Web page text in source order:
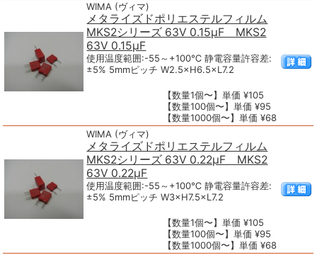
WIMA (ヴィマ)
メタライズドポリエステルフィルム
MKS2シリーズ 63V 0.15μF MKS2
63V 0.15μF
使用温度範囲:-55～+100℃ 静電容量許容差:
±5% 5mmピッチ W2.5×H6.5×L7.2
【数量1個〜】単価 ¥105
【数量100個〜】単価 ¥95
【数量1000個〜】単価 ¥68
WIMA (ヴィマ)
メタライズドポリエステルフィルム
MKS2シリーズ 63V 0.22μF MKS2
63V 0.22μF
使用温度範囲:-55～+100℃ 静電容量許容差:
±5% 5mmピッチ W3×H7.5×L7.2
【数量1個〜】単価 ¥105
【数量100個〜】単価 ¥95
【数量1000個〜】単価 ¥68